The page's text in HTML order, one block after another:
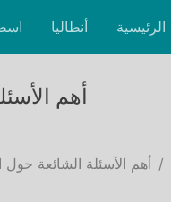
الرئيسية أنطاليا
أهم
أهم الأسئلة الشائعة